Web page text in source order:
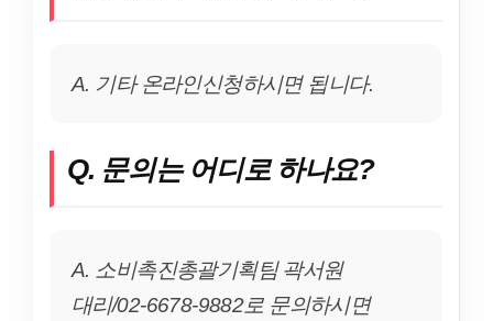
A. 기타 온라인신청하시면 됩니다.
Q. 문의는 어디로 하나요?
A. 소비촉진총괄기획팀 곽서원
대리/02-6678-9882로 문의하시면